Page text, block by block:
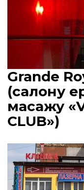
Grande
(салону
масажу
CLUB»)